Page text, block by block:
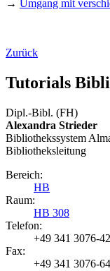
→ Umgang mit
Zurück
Tutorials
Dipl.-Bibl. (FH)
Alexandra Strieder
Bibliothekssystem
Bibliotheksleitung
Bereich:
HB
Raum:
HB 308
Telefon:
+49 341 3076-
Fax:
+49 341 3076-